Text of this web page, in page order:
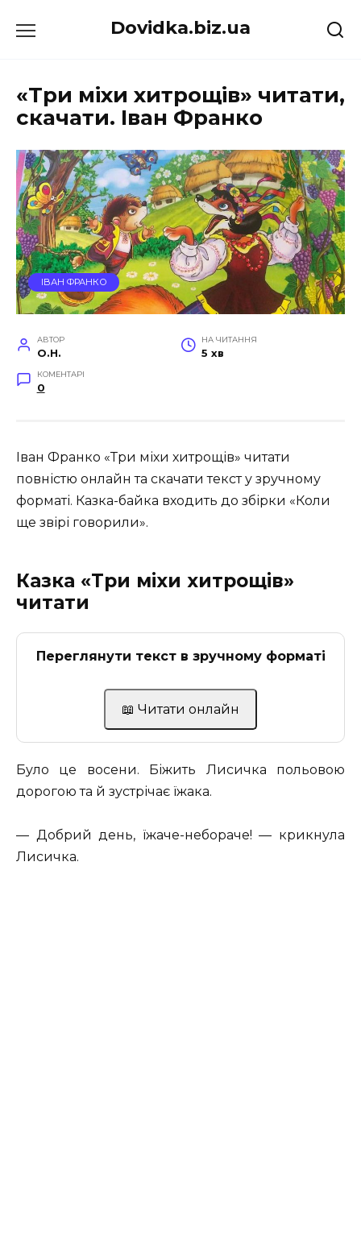
до
Dovidka.biz.ua
«Три міхи хитрощів» читати,
скачати. Іван Франко
ІВАН ФРАНКО
АВТОР
O.H.
НА ЧИТАННЯ
5 хв
КОМЕНТАРІ
0
Іван Франко «Три міхи хитрощів» читати
повністю онлайн та скачати текст у зручному
форматі. Казка-байка входить до збірки «Коли
ще звірі говорили».
Казка «Три міхи хитрощів»
читати
Переглянути текст в зручному форматі
📖 Читати онлайн
Було це восени. Біжить Лисичка польовою
дорогою та й зустрічає їжака.
— Добрий день, їжаче-небораче! — крикнула
Лисичка.